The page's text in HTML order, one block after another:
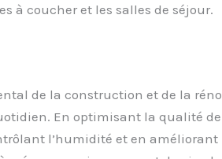
à coucher et les salles de séjour.
de la construction et de la
En optimisant la qualité de
l’humidité et en améliorant